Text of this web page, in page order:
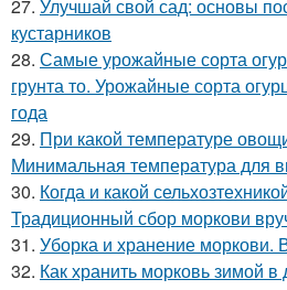
27. Улучшай свой сад: основы
кустарников
28. Самые урожайные сорта
грунта то. Урожайные сорта
года
29. При какой температуре
Минимальная температура для
30. Когда и какой
Традиционный сбор моркови
31. Уборка и хранение моркови.
32. Как хранить морковь зимой